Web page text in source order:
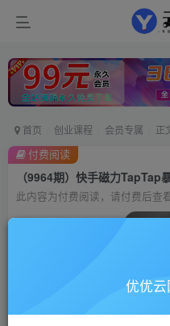
首页 创业课程 会员专属 正
（9964期）快手磁力TapTap
此内容为付费阅读，请付费后查
会
付费阅读
优优